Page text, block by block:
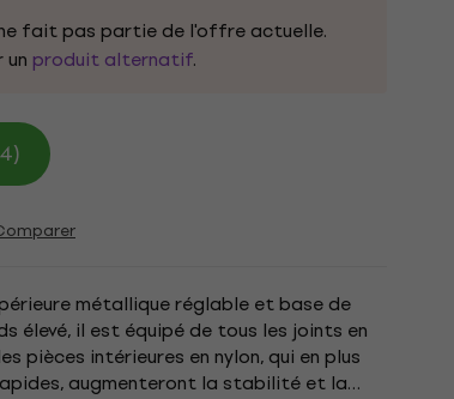
fait pas partie de l'offre actuelle.
produit alternatif.
métallique réglable et base de
élevé, il est équipé de tous les joints en
pièces intérieures en nylon, qui en plus
augmenteront la stabilité et la